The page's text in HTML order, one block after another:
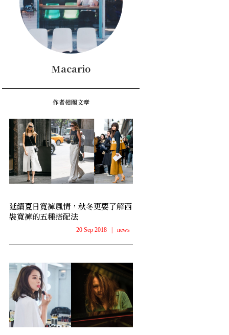
Macario
作者相關文章
延續夏日寬褲風情，秋冬更要了解西
裝寬褲的五種搭配法
20 Sep 2018 | news